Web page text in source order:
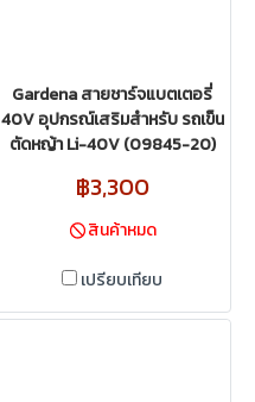
Gardena สายชาร์จแบตเตอรี่
40V อุปกรณ์เสริมสำหรับ รถเข็น
ตัดหญ้า Li-40V (09845-20)
฿3,300
สินค้าหมด
เปรียบเทียบ